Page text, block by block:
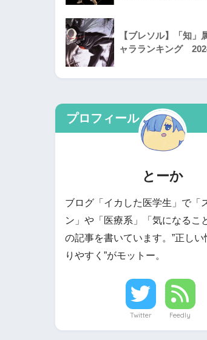
【ブレソル】「知」
ャラランキング
プロフィール
とーか
ブログ「イカした医学生」で「
ン」や「医療系」「気になるこ
の記事を書いています。”正し
りやすく”がモットー。
Twitter Feedly